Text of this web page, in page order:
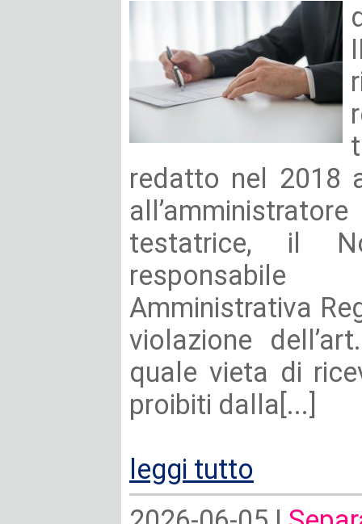
redatto nel 2018
testatrice, il
responsabile
Amministrativa
violazione
quale vieta di
proibiti dalla[...]
leggi tutto